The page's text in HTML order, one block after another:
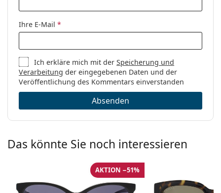
Ihre E-Mail *
Ich erkläre mich mit derSpeicherung und
Verarbeitung der eingegebenen Daten und der
Veröffentlichung des Kommentars einverstanden
Absenden
Das könnte Sie noch interessieren
AKTION −51%